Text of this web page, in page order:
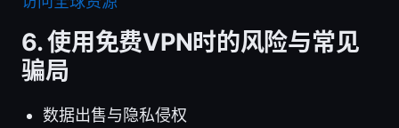
6. 使用免费VPN时的风险与常见
骗局
数据出售与隐私侵权